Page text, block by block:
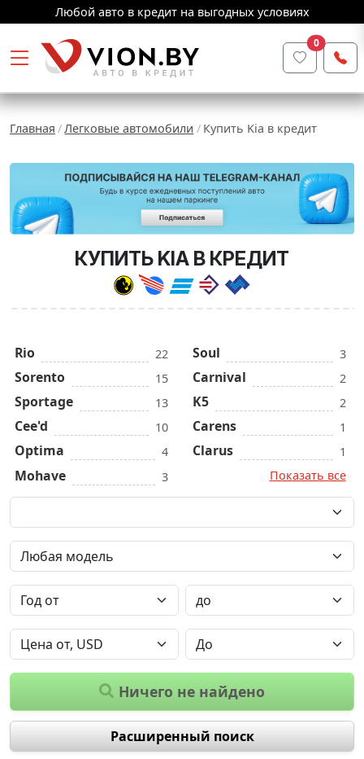
Любой авто в кредит на выгодных условиях
0
Главная Легковые автомобили Купить Kia в кредит
КУПИТЬ KIA В КРЕДИТ
Rio 22
Sorento 15
Sportage 13
Cee'd 10
Optima 4
Mohave 3
Soul 3
Carnival 2
K5 2
Carens 1
Clarus
1
Показать все
Ничего не найдено
Расширенный поиск